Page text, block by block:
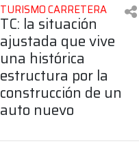
TURISMO CARRETERA
TC: la situación
ajustada que vive
una histórica
estructura por la
construcción de un
auto nuevo